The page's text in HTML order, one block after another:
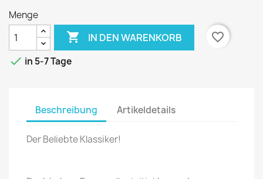
Menge
 IN DEN WARENKORB
favorite_border
 in 5-7 Tage
Beschreibung Artikeldetails
Der Beliebte Klassiker!